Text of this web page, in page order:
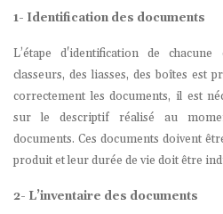
1- Identification des documents
L’étape d'identification de chacune
classeurs, des liasses, des boîtes est
correctement les documents, il est
sur le descriptif réalisé au
documents. Ces documents doivent
produit et leur durée de vie doit être
2- L’inventaire des documents